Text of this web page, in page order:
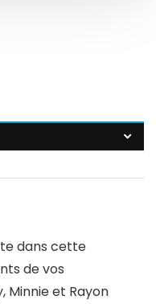
dans cette
de vos
Minnie et Rayon